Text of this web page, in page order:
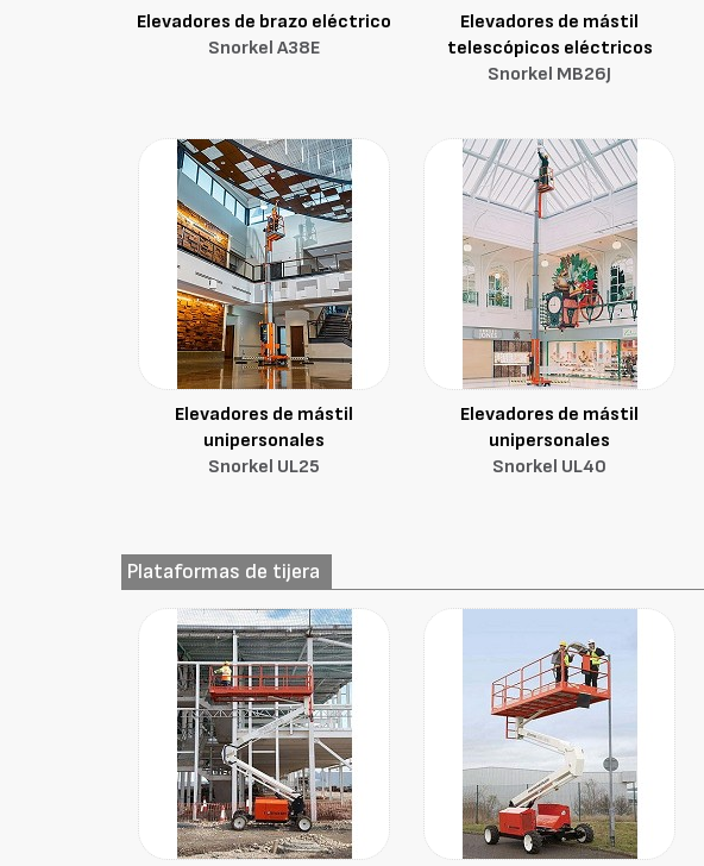
Elevadores de brazo eléctrico
Snorkel A38E
Elevadores de mástil
telescópicos eléctricos
Snorkel MB26J
Elevadores de mástil
unipersonales
Snorkel UL25
Elevadores de mástil
unipersonales
Snorkel UL40
Plataformas de tijera